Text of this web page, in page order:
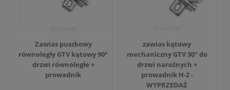
Zawias puszkowy
równoległy GTV kątowy 90°
drzwi równoległe +
prowadnik
zawias kątowy
mechaniczny GTV 30° do
drzwi narożnych +
prowadnik H-2 -
WYPRZEDAŻ